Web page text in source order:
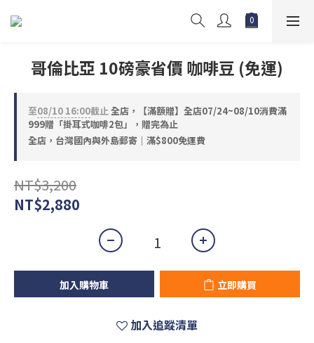
哥倫比亞 10磅豪省價 咖啡豆 (免運)
至08/10 16:00截止全店，【滿額贈】全店07/24~08/10消費滿
999贈「掛耳式咖啡2包」，贈完為止
全店，台灣國內與外島郵寄｜滿$800免運費
NT$3,200
NT$2,880
加入購物車 立即購買
加入追蹤清單